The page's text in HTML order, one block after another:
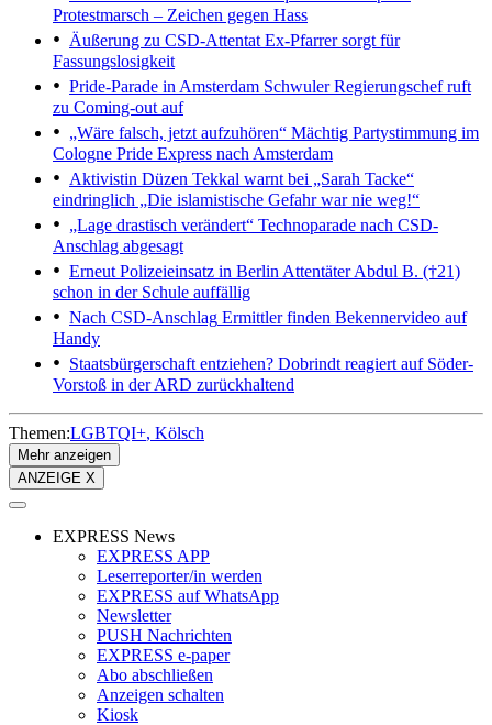
Protestmarsch – Zeichen gegen Hass
Äußerung zu CSD-Attentat Ex-Pfarrer sorgt für
Fassungslosigkeit
Pride-Parade in Amsterdam Schwuler Regierungschef ruft
zu Coming-out auf
„Wäre falsch, jetzt aufzuhören“ Mächtig Partystimmung im
Cologne Pride Express nach Amsterdam
Aktivistin Düzen Tekkal warnt bei „Sarah Tacke“
eindringlich „Die islamistische Gefahr war nie weg!“
„Lage drastisch verändert“ Technoparade nach CSD-
Anschlag abgesagt
Erneut Polizeieinsatz in Berlin Attentäter Abdul B. (†21)
schon in der Schule auffällig
Nach CSD-Anschlag Ermittler finden Bekennervideo auf
Handy
Staatsbürgerschaft entziehen? Dobrindt reagiert auf Söder-
Vorstoß in der ARD zurückhaltend
Themen:LGBTQI+ Kölsch
Mehr anzeigen
ANZEIGE X
EXPRESS News
EXPRESS APP
Leserreporter/in werden
EXPRESS auf WhatsApp
Newsletter
PUSH Nachrichten
EXPRESS e-paper
Abo abschließen
Anzeigen schalten
Kiosk